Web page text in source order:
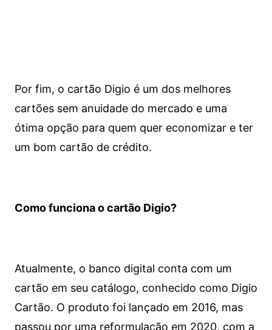
Por fim, o cartão Digio é um dos melhores
cartões sem anuidade do mercado e uma
ótima opção para quem quer economizar e ter
um bom cartão de crédito.
Como funciona o cartão Digio?
Atualmente, o banco digital conta com um
cartão em seu catálogo, conhecido como Digio
Cartão. O produto foi lançado em 2016, mas
passou por uma reformulação em 2020, com a